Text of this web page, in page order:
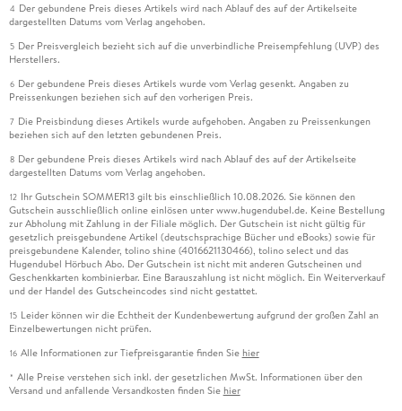
4 Der gebundene Preis dieses Artikels wird nach Ablauf des auf der Artikelseite
dargestellten Datums vom Verlag angehoben.
5 Der Preisvergleich bezieht sich auf die unverbindliche Preisempfehlung (UVP) des
Herstellers.
6 Der gebundene Preis dieses Artikels wurde vom Verlag gesenkt. Angaben zu
Preissenkungen beziehen sich auf den vorherigen Preis.
7 Die Preisbindung dieses Artikels wurde aufgehoben. Angaben zu Preissenkungen
beziehen sich auf den letzten gebundenen Preis.
8 Der gebundene Preis dieses Artikels wird nach Ablauf des auf der Artikelseite
dargestellten Datums vom Verlag angehoben.
12 Ihr Gutschein SOMMER13 gilt bis einschließlich 10.08.2026. Sie können den
Gutschein ausschließlich online einlösen unter www.hugendubel.de. Keine Bestellung
zur Abholung mit Zahlung in der Filiale möglich. Der Gutschein ist nicht gültig für
gesetzlich preisgebundene Artikel (deutschsprachige Bücher und eBooks) sowie für
preisgebundene Kalender, tolino shine (4016621130466), tolino select und das
Hugendubel Hörbuch Abo. Der Gutschein ist nicht mit anderen Gutscheinen und
Geschenkkarten kombinierbar. Eine Barauszahlung ist nicht möglich. Ein Weiterverkauf
und der Handel des Gutscheincodes sind nicht gestattet.
15 Leider können wir die Echtheit der Kundenbewertung aufgrund der großen Zahl an
Einzelbewertungen nicht prüfen.
16 Alle Informationen zur Tiefpreisgarantie finden Sie hier
* Alle Preise verstehen sich inkl. der gesetzlichen MwSt. Informationen über den
Versand und anfallende Versandkosten finden Sie hier